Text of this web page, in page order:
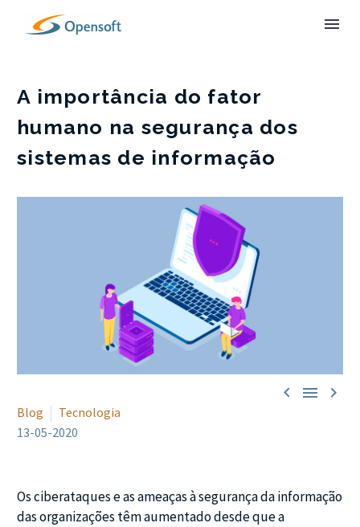
A importância do fator
humano na segurança dos
sistemas de informação
  
Blog
Tecnologia
13-05-2020
Os ciberataques e as ameaças à segurança da informação
das organizações têm aumentado desde que a